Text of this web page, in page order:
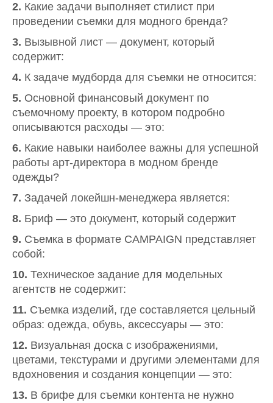
2. Какие задачи выполняет стилист при
проведении съемки для модного бренда?
3. Вызывной лист — документ, который
содержит:
4. К задаче мудборда для съемки не относится:
5. Основной финансовый документ по
съемочному проекту, в котором подробно
описываются расходы — это:
6. Какие навыки наиболее важны для успешной
работы арт-директора в модном бренде
одежды?
7. Задачей локейшн-менеджера является:
8. Бриф — это документ, который содержит
9. Съемка в формате CAMPAIGN представляет
собой:
10. Техническое задание для модельных
агентств не содержит:
11. Съемка изделий, где составляется цельный
образ: одежда, обувь, аксессуары — это:
12. Визуальная доска с изображениями,
цветами, текстурами и другими элементами для
вдохновения и создания концепции — это:
13. В брифе для съемки контента не нужно